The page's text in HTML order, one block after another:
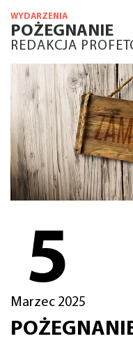
WYDARZENIA
POŻEGNANIE
REDAKCJA
5
Marzec 2025